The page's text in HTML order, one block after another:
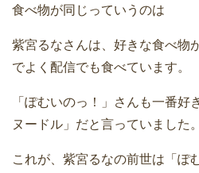
食べ物が同じっていうのは
紫宮るなさんは、好きな食べ物
でよく配信でも食べています。
「ぽむいのっ！」さんも一番好
ヌードル」だと言っていました。
これが、紫宮るなの前世は「ぽ